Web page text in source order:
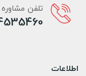
تلفن
اطلاعات